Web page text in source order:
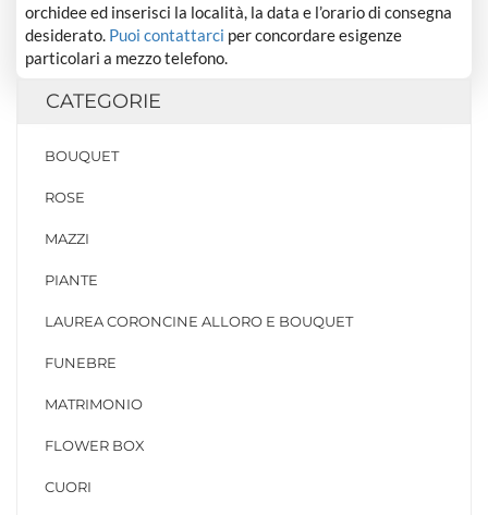
orchidee ed inserisci la località, la data e l’orario di consegna
desiderato. Puoi contattarci per concordare esigenze
particolari a mezzo telefono.
CATEGORIE
BOUQUET
ROSE
MAZZI
PIANTE
LAUREA CORONCINE ALLORO E BOUQUET
FUNEBRE
MATRIMONIO
FLOWER BOX
CUORI